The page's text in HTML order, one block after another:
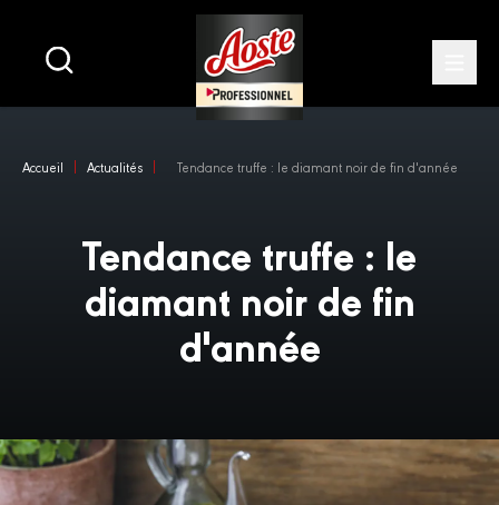
main
Accueil Actualités Tendance truffe : le diamant noir de fin d'année
Tendance truffe : le
diamant noir de fin
d'année